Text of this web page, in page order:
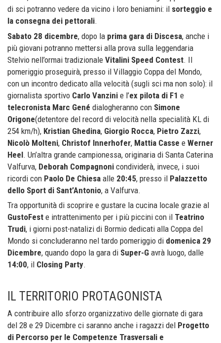
di sci potranno vedere da vicino i loro beniamini: il sorteggio e
la consegna dei pettorali.
Sabato 28 dicembre, dopo la prima gara di Discesa, anche i
più giovani potranno mettersi alla prova sulla leggendaria
Stelvio nell’ormai tradizionale Vitalini Speed Contest. Il
pomeriggio proseguirà, presso il Villaggio Coppa del Mondo,
con un incontro dedicato alla velocità (sugli sci ma non solo): il
giornalista sportivo Carlo Vanzini e l’ex pilota di F1 e
telecronista Marc Gené dialogheranno con Simone
Origone(detentore del record di velocità nella specialità KL di
254 km/h), Kristian Ghedina, Giorgio Rocca, Pietro Zazzi,
Nicolò Molteni, Christof Innerhofer, Mattia Casse e Werner
Heel. Un’altra grande campionessa, originaria di Santa Caterina
Valfurva, Deborah Compagnoni condividerà, invece, i suoi
ricordi con Paolo De Chiesa alle 20:45, presso il Palazzetto
dello Sport di Sant’Antonio, a Valfurva.
Tra opportunità di scoprire e gustare la cucina locale grazie al
GustoFest e intrattenimento per i più piccini con il Teatrino
Trudi, i giorni post-natalizi di Bormio dedicati alla Coppa del
Mondo si concluderanno nel tardo pomeriggio di domenica 29
Dicembre, quando dopo la gara di Super-G avrà luogo, dalle
14:00, il Closing Party.
IL TERRITORIO PROTAGONISTA
A contribuire allo sforzo organizzativo delle giornate di gara
del 28 e 29 Dicembre ci saranno anche i ragazzi del Progetto
di Percorso per le Competenze Trasversali e